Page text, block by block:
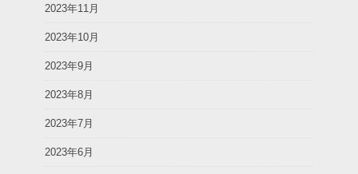
2023年11月
2023年10月
2023年9月
2023年8月
2023年7月
2023年6月